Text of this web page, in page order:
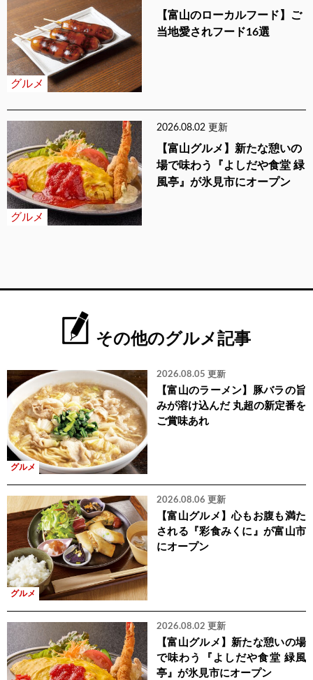
グルメ
【富山のローカルフード】ご
当地愛されフード16選
グルメ
2026.08.02 更新
【富山グルメ】新たな憩いの
場で味わう『よしだや食堂 緑
風亭』が氷見市にオープン
その他のグルメ記事
グルメ
2026.08.05 更新
【富山のラーメン】豚バラの旨
みが溶け込んだ 丸超の新定番を
ご賞味あれ
グルメ
2026.08.06 更新
【富山グルメ】心もお腹も満た
される『彩食みくに』が富山市
にオープン
2026.08.02 更新
【富山グルメ】新たな憩いの場
で味わう『よしだや食堂 緑風
亭』が氷見市にオープン